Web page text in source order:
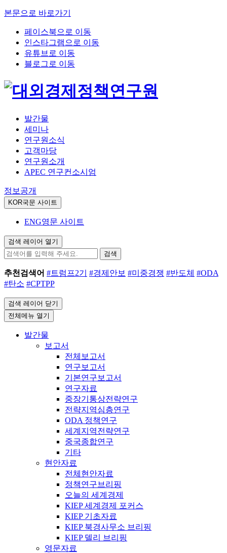
본문으로 바로가기
페이스북으로 이동
인스타그램으로 이동
유튜브로 이동
블로그로 이동
발간물
세미나
연구원소식
고객마당
연구원소개
APEC 연구컨소시엄
정보공개
KOR국문 사이트
ENG영문 사이트
검색 레이어 열기
검색
추천검색어 #트럼프2기 #경제안보 #미중경쟁 #반도체 #ODA
#탄소 #CPTPP
검색 레이어 닫기
전체메뉴 열기
발간물
보고서
전체보고서
연구보고서
기본연구보고서
연구자료
중장기통상전략연구
전략지역심층연구
ODA 정책연구
세계지역전략연구
중국종합연구
기타
현안자료
전체현안자료
정책연구브리핑
오늘의 세계경제
KIEP 세계경제 포커스
KIEP 기초자료
KIEP 북경사무소 브리핑
KIEP 델리 브리핑
영문자료